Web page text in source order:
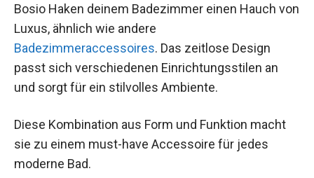
Bosio Haken deinem Badezimmer einen Hauch von
Luxus, ähnlich wie andere
Badezimmeraccessoires. Das zeitlose Design
passt sich verschiedenen Einrichtungsstilen an
und sorgt für ein stilvolles Ambiente.
Diese Kombination aus Form und Funktion macht
sie zu einem must-have Accessoire für jedes
moderne Bad.